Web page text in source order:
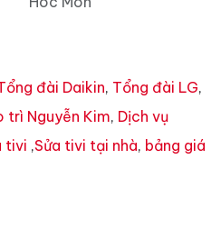
đài Daikin, Tổng đài LG,
trì Nguyễn Kim, Dịch vụ
tivi ,Sửa tivi tại nhà, bảng giá